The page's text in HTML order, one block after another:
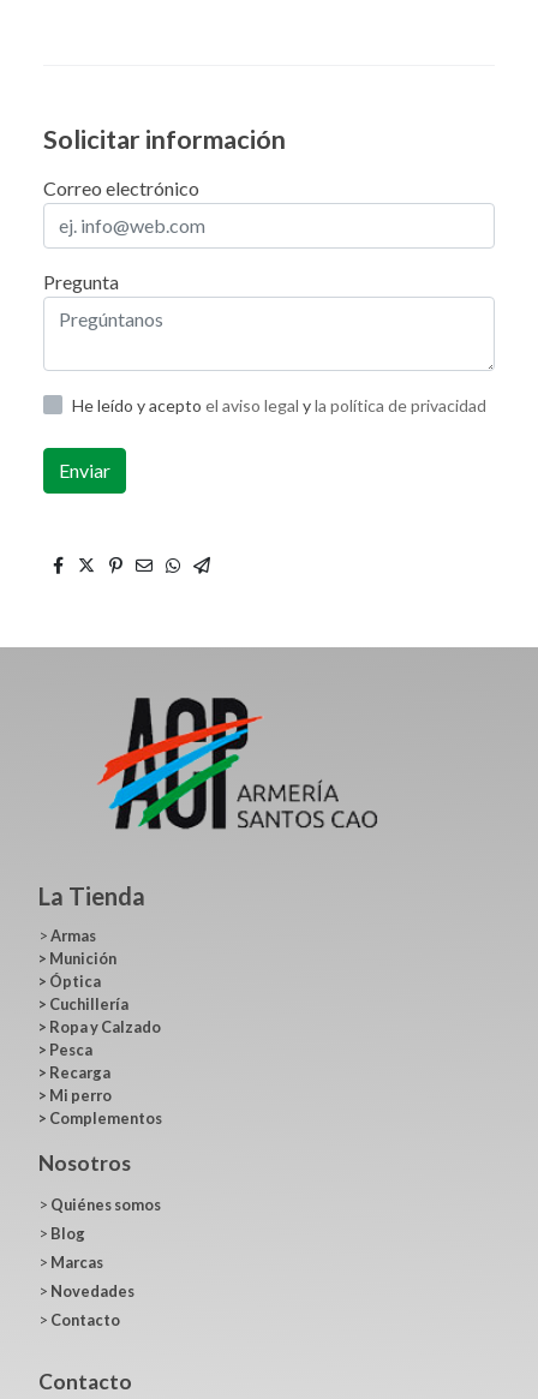
Solicitar información
Correo electrónico
Pregunta
He leído y acepto el aviso legal yla política de privacidad
Enviar
La Tienda
>Armas
> Munición
> Óptica
> Cuchillería
> Ropa y Calzado
> Pesca
> Recarga
> Mi perro
> Complementos
Nosotros
> Quiénes somos
> Blog
> Marcas
> Novedades
> Contacto
Contacto